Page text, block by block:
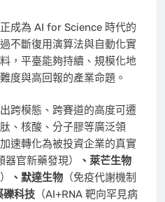
成為 AI for Science 時代的
不斷復用演算法與自動化實
，平臺能夠持續、規模化地
度與高回報的產業命題。
跨模態、跨賽道的高度可遷
、核酸、分子膠等廣泛領
速轉化為被投資企業的真實
器官新藥發現）
、萊芒生物
、默達生物 （免疫代謝機制
礫科技 （AI+RNA 靶向罕見病